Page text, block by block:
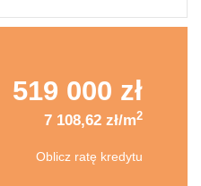
519 000 zł
7 108,62 zł/m2
Oblicz ratę kredytu